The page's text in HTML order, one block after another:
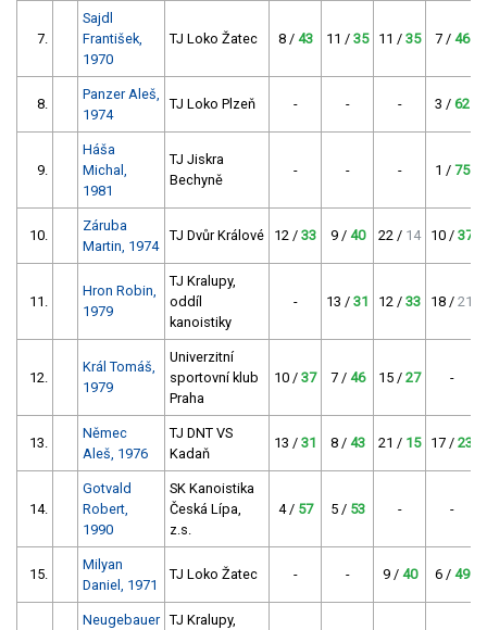
7.
Sajdl
František,
1970
TJ Loko Žatec 8 / 43 11 / 35 11 / 35 7 / 46
8.
Panzer Aleš,
1974
TJ Loko Plzeň - - - 3 / 62
9.
Háša
Michal,
1981
TJ Jiskra
Bechyně
- - - 1 / 75
10.
Záruba
Martin, 1974
TJ Dvůr Králové 12 / 33 9 / 40 22 / 14 10 / 37
11.
Hron Robin,
1979
TJ Kralupy,
oddíl
kanoistiky
- 13 / 31 12 / 33 18 / 21
12.
Král Tomáš,
1979
Univerzitní
sportovní klub
Praha
10 / 37 7 / 46 15 / 27 -
13.
Němec
Aleš, 1976
TJ DNT VS
Kadaň
13 / 31 8 / 43 21 / 15 17 / 23
14.
Gotvald
Robert,
1990
SK Kanoistika
Česká Lípa,
z.s.
4 / 57 5 / 53 - -
15.
Milyan
Daniel, 1971
TJ Loko Žatec - - 9 / 40 6 / 49
Neugebauer TJ Kralupy,